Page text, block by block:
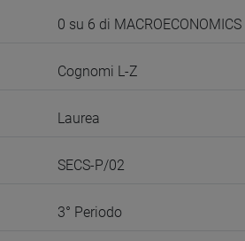
0 su 6 di MACROECONOMICS
Cognomi L-Z
Laurea
SECS-P/02
3° Periodo